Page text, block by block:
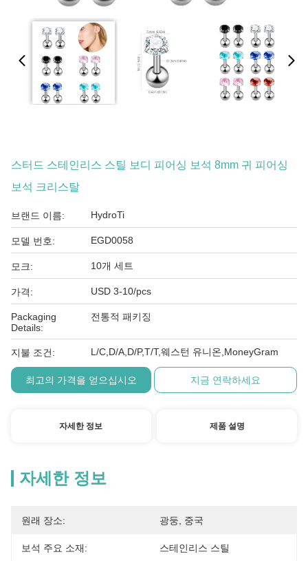
스터드 스테인리스 스틸 보디 피어싱 보석 8mm 귀 피어싱
보석 크리스탈
브랜드 이름: HydroTi
모델 번호: EGD0058
모크: 10개 세트
가격: USD 3-10/pcs
Packaging
Details:
전통적 패키징
지불 조건: L/C,D/A,D/P,T/T,웨스턴 유니온,MoneyGram
최고의 가격을 얻으십시오 지금 연락하세요
자세한 정보 제품 설명
자세한 정보
원래 장소: 광둥, 중국
보석 주요 소재: 스테인리스 스틸